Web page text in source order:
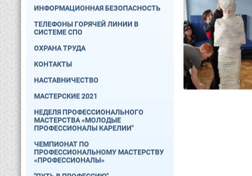
ИНФОРМАЦИОННАЯ БЕЗОПАСНОСТЬ
ТЕЛЕФОНЫ ГОРЯЧЕЙ ЛИНИИ В
СИСТЕМЕ СПО
ОХРАНА ТРУДА
КОНТАКТЫ
НАСТАВНИЧЕСТВО
МАСТЕРСКИЕ 2021
НЕДЕЛЯ ПРОФЕССИОНАЛЬНОГО
МАСТЕРСТВА «МОЛОДЫЕ
ПРОФЕССИОНАЛЫ КАРЕЛИИ"
ЧЕМПИОНАТ ПО
ПРОФЕССИОНАЛЬНОМУ МАСТЕРСТВУ
«ПРОФЕССИОНАЛЫ»